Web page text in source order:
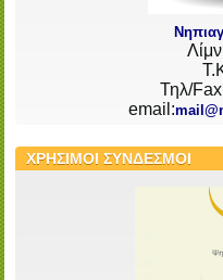
Τηλ/
email:
ΧΡΗΣΙΜΟΙ ΣΥΝΔΕΣΜΟΙ